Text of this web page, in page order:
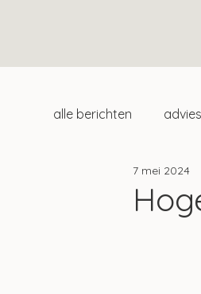
alle berichten
duurzaam7 mei 2024